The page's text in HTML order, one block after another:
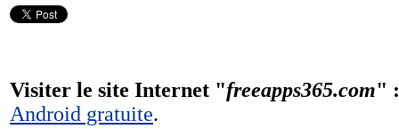
Visiter le site Internet "freeapps365.com"
Android gratuite.